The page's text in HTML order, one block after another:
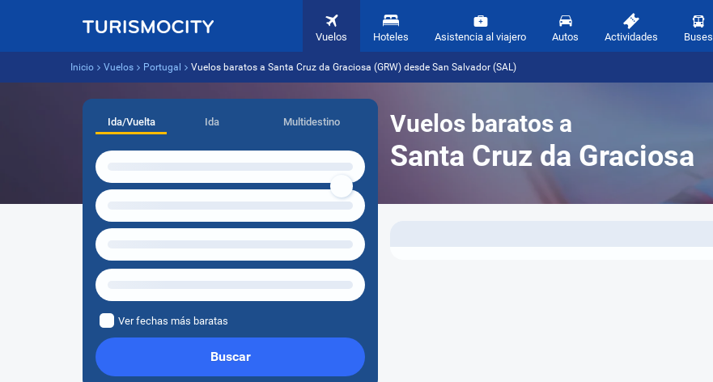
Vuelos Hoteles Asistencia al viajero Autos Actividades Buses
Inicio Vuelos Portugal Vuelos baratos a Santa Cruz da Graciosa (GRW) desde San Salvador (SAL)
Vuelos baratos a
Santa Cruz da Graciosa
Ida/Vuelta Ida Multidestino
Ver fechas más baratas
Buscar